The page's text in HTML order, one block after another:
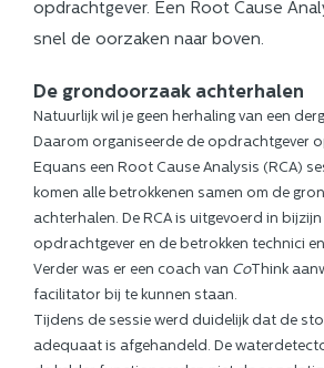
opdrachtgever. Een Root Cause
snel de oorzaken naar boven.
De grondoorzaak achterhalen
Natuurlijk wil je geen herhaling van een
Daarom organiseerde de opdrachtgever
Equans een Root Cause Analysis (RCA)
komen alle betrokkenen samen om de
achterhalen. De RCA is uitgevoerd in
opdrachtgever en de betrokken technici
Verder was er een coach van CoThink
facilitator bij te kunnen staan.
Tijdens de sessie werd duidelijk dat de
adequaat is afgehandeld. De